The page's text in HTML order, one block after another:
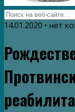
14.01.2020 • нет